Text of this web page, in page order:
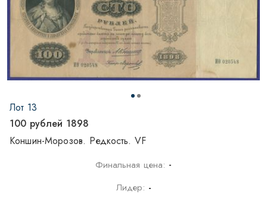
Лот 13
100 рублей 1898
Коншин-Морозов. Редкость. VF
Финальная цена: -
Лидер: -